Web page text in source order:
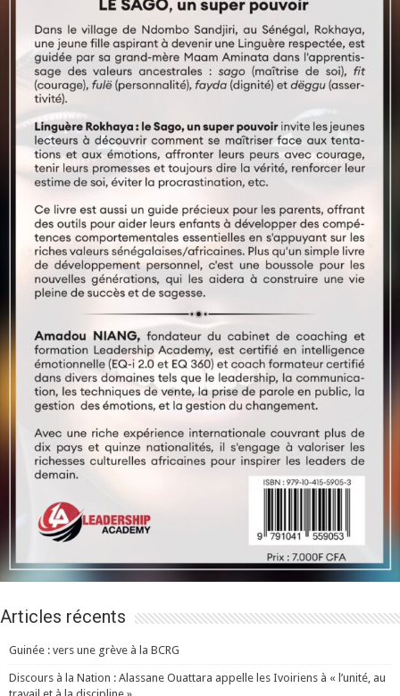
Articles récents
Guinée : vers une grève à la BCRG
Discours à la Nation : Alassane Ouattara appelle les Ivoiriens à « l’unité, au